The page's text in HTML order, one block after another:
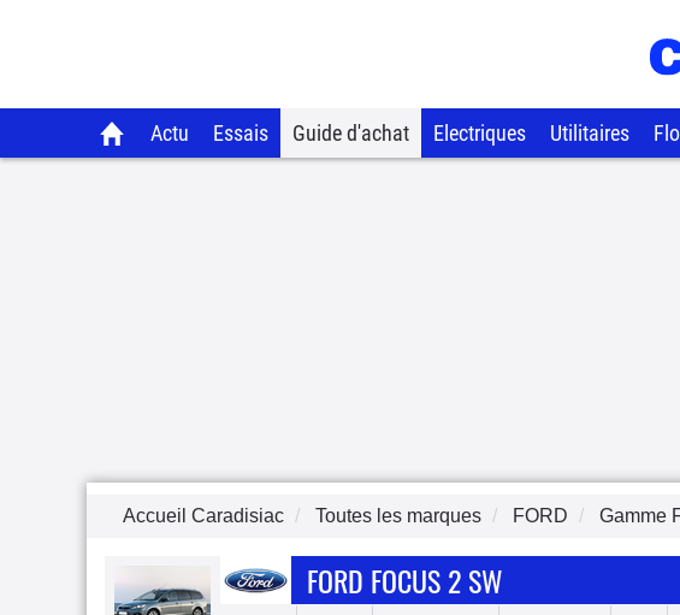
Actu Essais Guide d'achat Electriques Utilitaires
Accueil Caradisiac Toutes les marques FORD Gamme
FORD FOCUS 2 SW